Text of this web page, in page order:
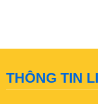
THÔNG TIN